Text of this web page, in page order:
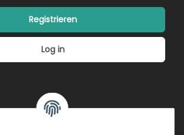
Registrieren
Log in